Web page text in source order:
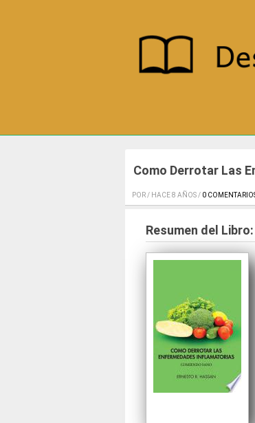
Como Derrotar Las
POR / HACE 8 AÑOS / 0
Resumen del Libro: